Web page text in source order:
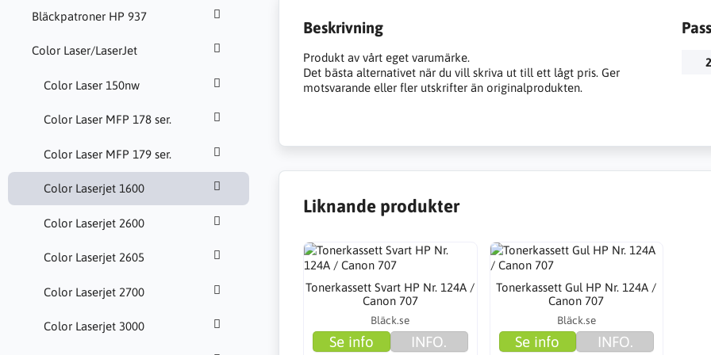
Bläckpatroner HP 937
Color Laser/LaserJet
Color Laser 150nw
Color Laser MFP 178 ser.
Color Laser MFP 179 ser.
Color Laserjet 1600
Color Laserjet 2600
Color Laserjet 2605
Color Laserjet 2700
Color Laserjet 3000
Beskrivning
Produkt av vårt eget varumärke.
Det bästa alternativet när du vill skriva ut till ett lågt pris. Ger
motsvarande eller fler utskrifter än originalprodukten.
Liknande produkter
Tonerkassett Svart HP Nr. 124A /
Canon 707
Bläck.se
Se info
INFO.
Tonerkassett Gul HP Nr. 124A /
Canon 707
Bläck.se
Se info
INFO.